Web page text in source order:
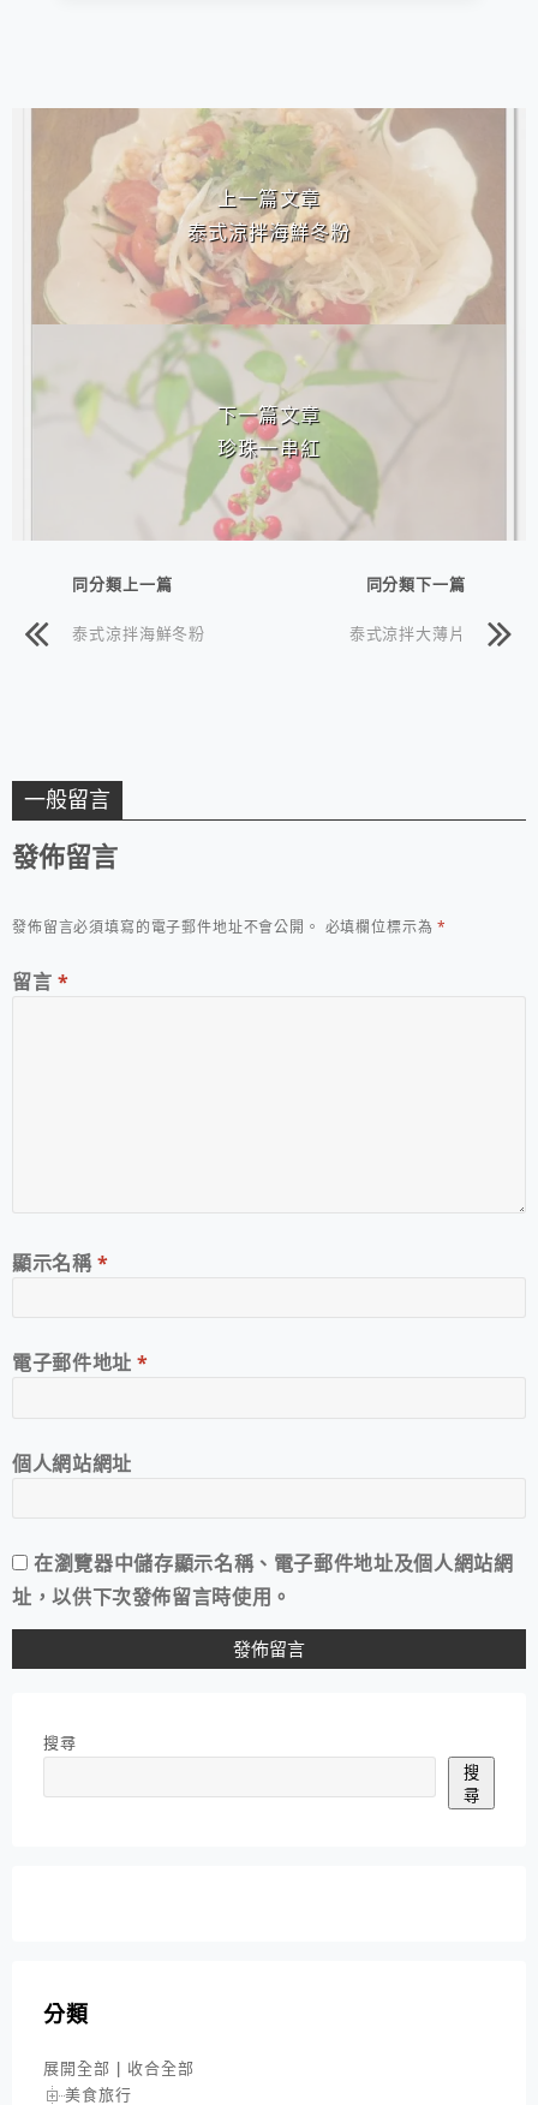
相連文章
上一篇文章
泰式涼拌海鮮冬粉
下一篇文章
珍珠一串紅
同分類上一篇
泰式涼拌海鮮冬粉
同分類下一篇
泰式涼拌大薄片
一般留言
發佈留言
發佈留言必須填寫的電子郵件地址不會公開。 必填欄位標示為*
留言 *
顯示名稱*
電子郵件地址*
個人網站網址
在瀏覽器中儲存顯示名稱、電子郵件地址及個人網站網
址，以供下次發佈留言時使用。
搜尋
搜
尋
分類
展開全部
收合全部
美食旅行